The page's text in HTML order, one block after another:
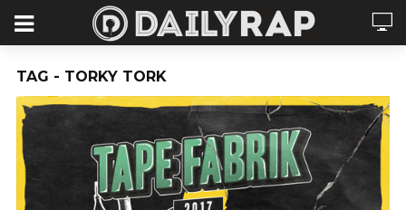
TAG - TORKY TORK